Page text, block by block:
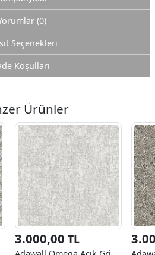
(0)
Seçenekleri
Koşulları
Ürünler
3.000,00 TL